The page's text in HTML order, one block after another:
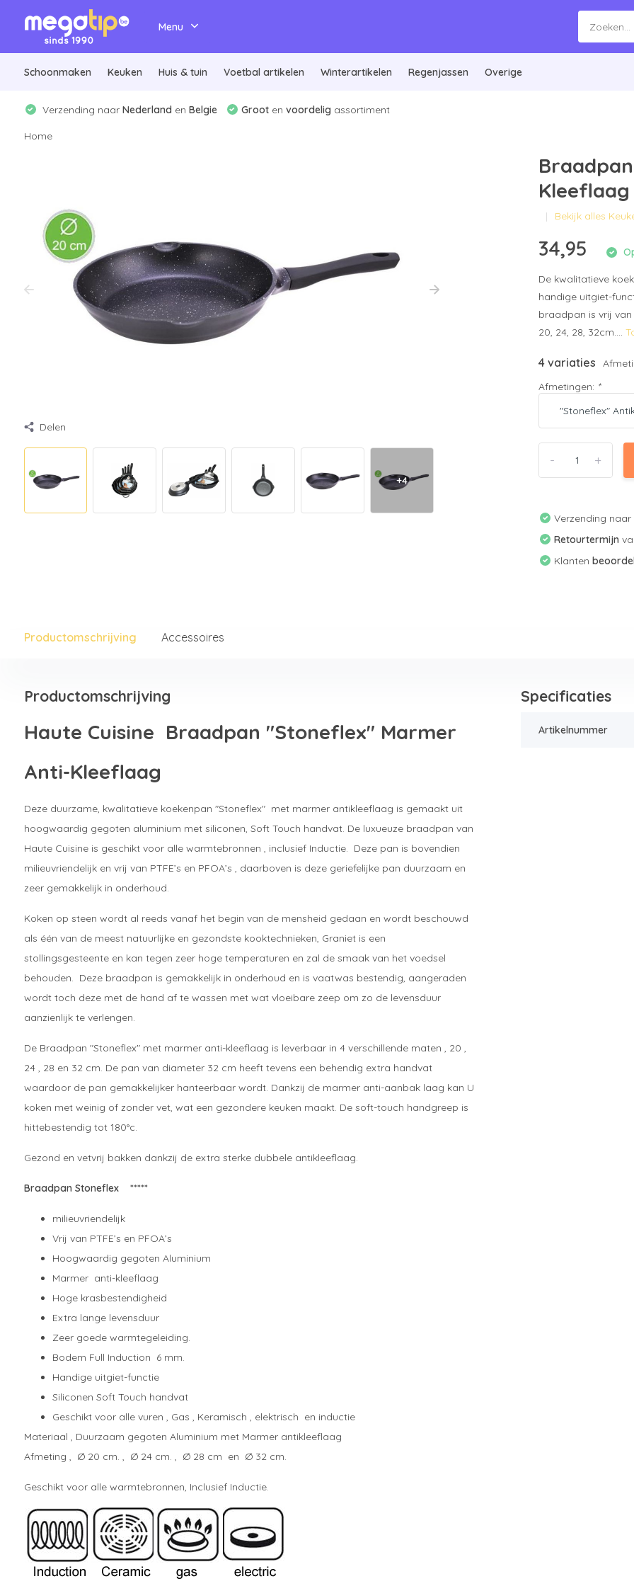
Menu
Schoonmaken Keuken Huis & tuin Voetbal artikelen Winterartikelen Regenjassen Overige
Verzending naar Nederland en Belgie Grooten voordelig assortiment
Home
Delen
+4
Kleeflaag
Bekijk alles
34,95
De kwalitatieve
handige uitgiet-
braadpan is vrij van
20, 24, 28, 32cm....
4 variaties
Afmetingen: *
+
-
Verzending naar
Retourtermijn
Klanten
Productomschrijving Accessoires
Productomschrijving
Haute Cuisine Braadpan "Stoneflex" Marmer
Anti-Kleeflaag
Deze duurzame, kwalitatieve koekenpan "Stoneflex" met marmer antikleeflaag is gemaakt uit
hoogwaardig gegoten aluminium met siliconen, Soft Touch handvat. De luxueuze braadpan van
Haute Cuisine is geschikt voor alle warmtebronnen , inclusief Inductie. Deze pan is bovendien
milieuvriendelijk en vrij van PTFE’s en PFOA’s , daarboven is deze geriefelijke pan duurzaam en
zeer gemakkelijk in onderhoud.
Koken op steen wordt al reeds vanaf het begin van de mensheid gedaan en wordt beschouwd
als één van de meest natuurlijke en gezondste kooktechnieken, Graniet is een
stollingsgesteente en kan tegen zeer hoge temperaturen en zal de smaak van het voedsel
behouden. Deze braadpan is gemakkelijk in onderhoud en is vaatwas bestendig, aangeraden
wordt toch deze met de hand af te wassen met wat vloeibare zeep om zo de levensduur
aanzienlijk te verlengen.
De Braadpan "Stoneflex" met marmer anti-kleeflaag is leverbaar in 4 verschillende maten , 20 ,
24 , 28 en 32 cm. De pan van diameter 32 cm heeft tevens een behendig extra handvat
waardoor de pan gemakkelijker hanteerbaar wordt. Dankzij de marmer anti-aanbak laag kan U
koken met weinig of zonder vet, wat een gezondere keuken maakt. De soft-touch handgreep is
hittebestendig tot 180°c.
Gezond en vetvrij bakken dankzij de extra sterke dubbele antikleeflaag.
Braadpan Stoneflex *****
milieuvriendelijk
Vrij van PTFE’s en PFOA’s
Hoogwaardig gegoten Aluminium
Marmer anti-kleeflaag
Hoge krasbestendigheid
Extra lange levensduur
Zeer goede warmtegeleiding.
Bodem Full Induction 6 mm.
Handige uitgiet-functie
Siliconen Soft Touch handvat
Geschikt voor alle vuren , Gas , Keramisch , elektrisch en inductie
Materiaal , Duurzaam gegoten Aluminium met Marmer antikleeflaag
Afmeting , Ø 20 cm. , Ø 24 cm. , Ø 28 cm en Ø 32 cm.
Geschikt voor alle warmtebronnen, Inclusief Inductie.
Specificaties
Artikelnummer